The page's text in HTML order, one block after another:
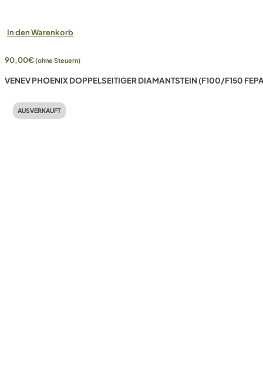
In den Warenkorb
90,00€(ohne Steuern)
VENEV PHOENIX DOPPELSEITIGER DIAMANTSTEIN (F100/F150
AUSVERKAUFT